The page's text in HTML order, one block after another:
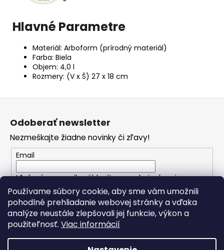
Používame súbory cookie, aby sme vám umožnili
pohodlné prehliadanie webovej stránky a vďaka
analýze neustále zlepšovali jej funkcie, výkon a
použiteľnosť. Viac informácií
Hlavné Parametre
Materiál: Arboform (prírodný materiál)
Farba: Biela
Objem: 4,0 l
Rozmery: (V x Š) 27 x 18 cm
Z
e
Odoberať newsletter
Nezmeškajte žiadne novinky či zľavy!
Email
Vložením e-mailu súhlasíte spodmienkami
ochrany osobných údajov
PRIHLÁSIŤ SA